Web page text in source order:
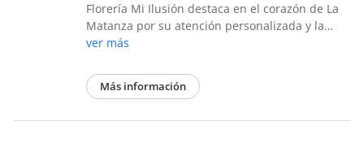
Florería Mi Ilusión destaca en el corazón de La
Matanza por su atención personalizada y la…
ver más
Más información